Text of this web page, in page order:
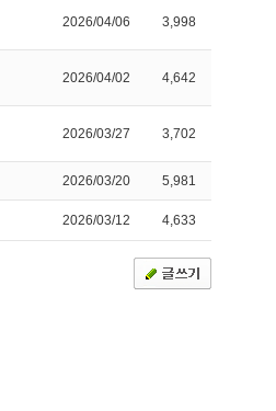
2026/04/06 3,998
2026/04/02 4,642
2026/03/27 3,702
2026/03/20 5,981
2026/03/12 4,633